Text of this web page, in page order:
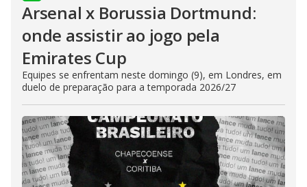
Arsenal x Borussia Dortmund:
onde assistir ao jogo pela
Emirates Cup
Equipes se enfrentam neste domingo (9), em Londres, em
duelo de preparação para a temporada 2026/27